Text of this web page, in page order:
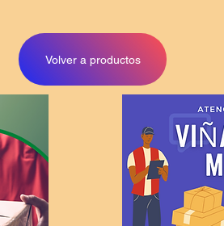
Volver a productos